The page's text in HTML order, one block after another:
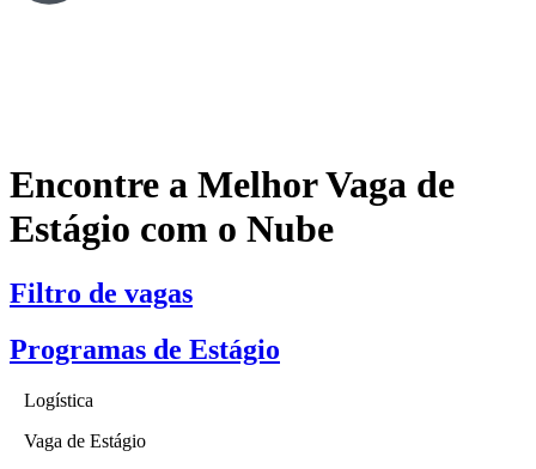
Encontre a Melhor Vaga de
Estágio com o Nube
Filtro de vagas
Programas de Estágio
Logística
Vaga de Estágio